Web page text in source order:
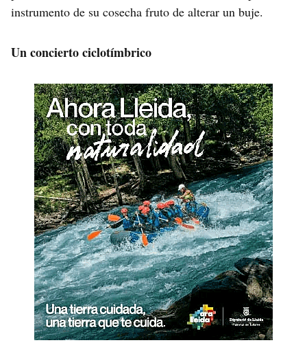
instrumento de su cosecha fruto de alterar un buje.
Un concierto ciclotímbrico